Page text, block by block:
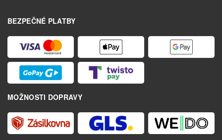
BEZPEČNÉ PLATBY
MOŽNOSTI DOPRAVY